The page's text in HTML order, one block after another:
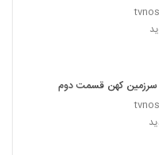
سرزمین کهن قسمت دوم